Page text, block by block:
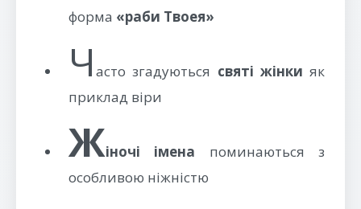
форма «раби Твоея»
Ч асто згадуються святі жінки як
приклад віри
Жіночі імена поминаються з
особливою ніжністю